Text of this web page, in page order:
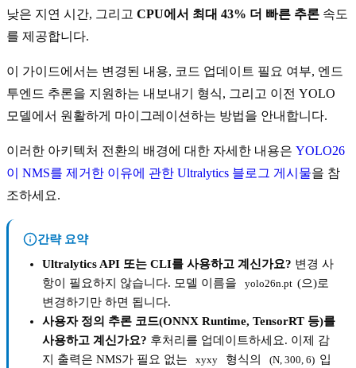
낮은 지연 시간, 그리고 CPU에서 최대 43% 더 빠른 추론 속도
를 제공합니다.
이 가이드에서는 변경된 내용, 코드 업데이트 필요 여부, 엔드
투엔드 추론을 지원하는 내보내기 형식, 그리고 이전 YOLO
모델에서 원활하게 마이그레이션하는 방법을 안내합니다.
이러한 아키텍처 전환의 배경에 대한 자세한 내용은 YOLO26
이 NMS를 제거한 이유에 관한 Ultralytics 블로그 게시물을 참
조하세요.
간략 요약
Ultralytics API 또는 CLI를 사용하고 계신가요? 변경 사
항이 필요하지 않습니다. 모델 이름을
yolo26n.pt (으)로
변경하기만 하면 됩니다.
사용자 정의 추론 코드(ONNX Runtime, TensorRT 등)를
사용하고 계신가요? 후처리를 업데이트하세요. 이제 감
지 출력은 NMS가 필요 없는
xyxy 형식의 (N, 300, 6) 입